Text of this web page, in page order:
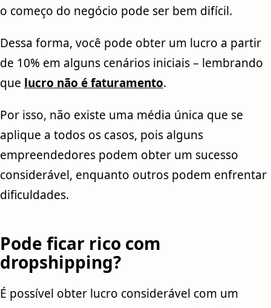
o começo do negócio pode ser bem difícil.
Dessa forma, você pode obter um lucro a partir
de 10% em alguns cenários iniciais – lembrando
que lucro não é faturamento.
Por isso, não existe uma média única que se
aplique a todos os casos, pois alguns
empreendedores podem obter um sucesso
considerável, enquanto outros podem enfrentar
dificuldades.
Pode ficar rico com
dropshipping?
É possível obter lucro considerável com um